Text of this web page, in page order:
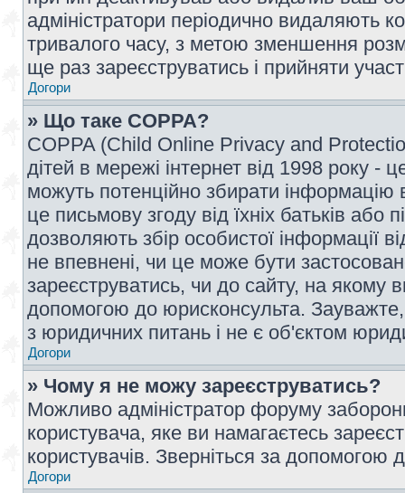
адміністратори періодично видаляють
тривалого часу, з метою зменшення
ще раз зареєструватись і прийняти
Догори
» Що таке COPPA?
COPPA (Child Online Privacy and
дітей в мережі інтернет від 1998 року -
можуть потенційно збирати інформацію
це письмову згоду від їхніх батьків або
дозволяють збір особистої інформації
не впевнені, чи це може бути
зареєструватись, чи до сайту, на якому
допомогою до юрисконсульта.
з юридичних питань і не є об'єктом
Догори
» Чому я не можу зареєструватись?
Можливо адміністратор форуму
користувача, яке ви намагаєтесь
користувачів. Зверніться за допомогою
Догори